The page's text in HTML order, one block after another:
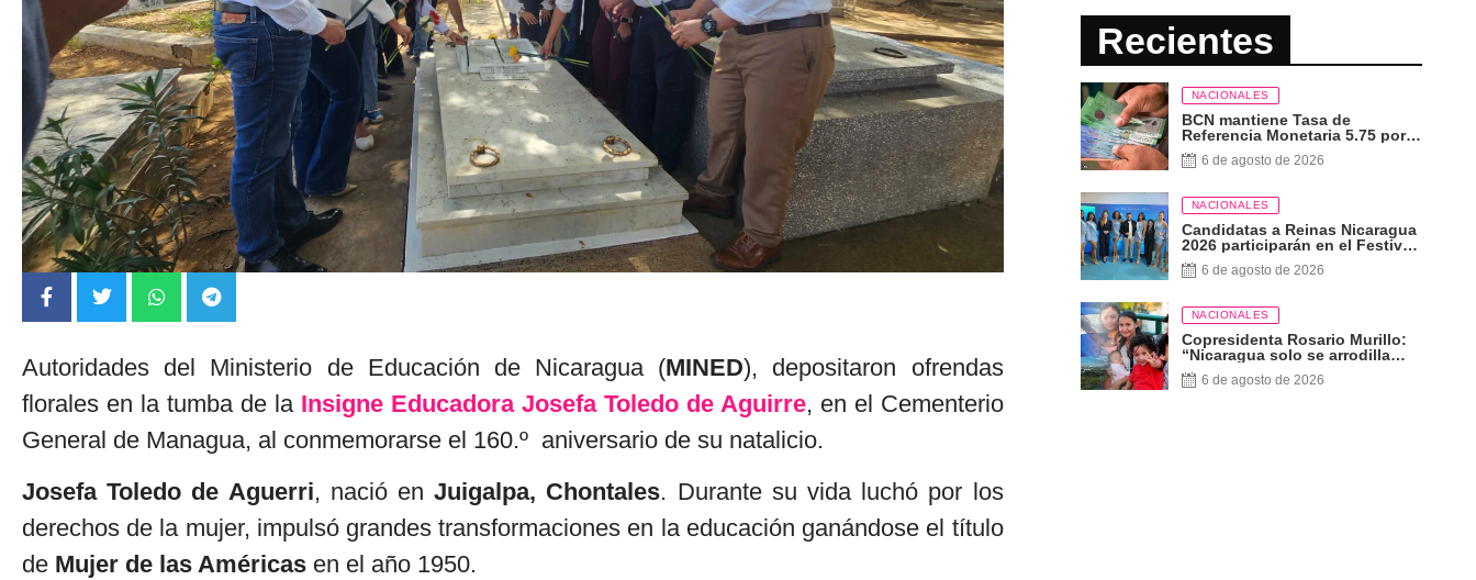
Autoridades del Ministerio de Educación de Nicaragua (MINED), depositaron ofrendas
florales en la tumba de la Insigne Educadora Josefa Toledo de Aguirre, en el Cementerio
General de Managua, al conmemorarse el 160.º aniversario de su natalicio.
Josefa Toledo de Aguerri, nació en Juigalpa, Chontales. Durante su vida luchó por los
derechos de la mujer, impulsó grandes transformaciones en la educación ganándose el título
de Mujer de las Américas en el año 1950.
Recientes
NACIONALES
BCN mantiene Tasa de
Referencia Monetaria 5.75 por
ciento
6 de agosto de 2026
NACIONALES
Candidatas a Reinas Nicaragua
2026 participarán en el Festival
Internacional de las Artes,
Cultura y Gastronomía
6 de agosto de 2026
NACIONALES
Copresidenta Rosario Murillo:
“Nicaragua solo se arrodilla
ante Dios”
6 de agosto de 2026